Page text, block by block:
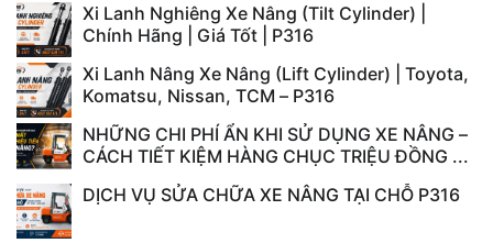
Xi Lanh Nghiêng Xe Nâng (Tilt Cylinder) |
Chính Hãng | Giá Tốt | P316
Xi Lanh Nâng Xe Nâng (Lift Cylinder) | Toyota,
Komatsu, Nissan, TCM – P316
NHỮNG CHI PHÍ ẨN KHI SỬ DỤNG XE NÂNG –
CÁCH TIẾT KIỆM HÀNG CHỤC TRIỆU ĐỒNG ...
DỊCH VỤ SỬA CHỮA XE NÂNG TẠI CHỖ P316